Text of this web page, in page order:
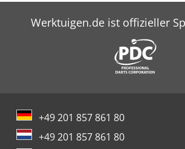
Werktuigen.de ist offizieller
+49 201 857 861 80
+49 201 857 861 80